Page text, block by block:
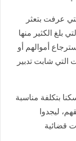
عرفت بتعثر
بلغ الكثير منها
أموالهم أو
التي شابت تدبير
بتكلفة مناسبة
ليجدوا
قضائية